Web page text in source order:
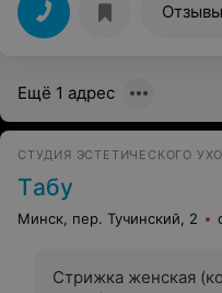
Отзывы
Ещё 1 адрес
СТУДИЯ ЭСТЕТИЧЕСКОГО
Tабу
Минск, пер. Тучинский, 2
Стрижка женская